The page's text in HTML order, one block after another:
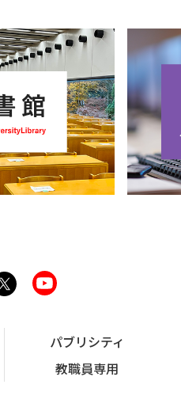
パブリシティ
教職員専用